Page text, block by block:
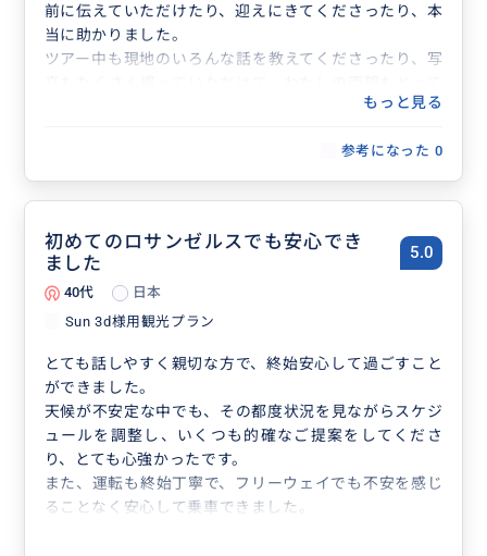
前に伝えていただけたり、迎えにきてくださったり、本
当に助かりました。
ツアー中も現地のいろんな話を教えてくださったり、写
も楽しかった！またお願いしたい！と大満足の旅行にな
もっと見る
参考になった 0
初めてのロサンゼルスでも安心でき
ました
5.0
40代
日本
Sun 3d様用観光プラン
とても話しやすく親切な方で、終始安心して過ごすこと
ができました。
天候が不安定な中でも、その都度状況を見ながらスケジ
ュールを調整し、いくつも的確なご提案をしてくださ
り、とても心強かったです。
また、運転も終始丁寧で、フリーウェイでも不安を感じ
ることなく安心して乗車できました。